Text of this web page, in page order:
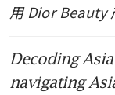
用 Dior Beauty
Decoding
navigating